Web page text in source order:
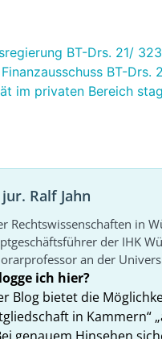
BT-Drs. 21/ 323
BT-Drs.
im privaten Bereich
Ralf Jahn
Rechtswissenschaften in
der IHK
an der
ich hier?
Blog bietet die
in Kammern“